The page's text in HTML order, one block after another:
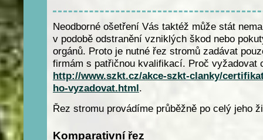
Neodborné ošetření Vás taktéž může stát
v podobě odstranění vzniklých škod nebo
orgánů. Proto je nutné řez stromů zadávat
firmám s patřičnou kvalifikací. Proč vyžadovat
http://www.szkt.cz/akce-szkt-clanky/
ho-vyzadovat.html.
Řez stromu provádíme průběžně po celý jeho
Komparativní řez